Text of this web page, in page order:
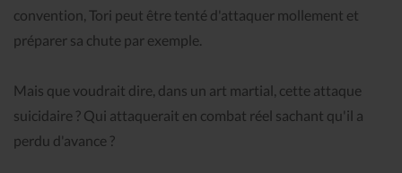
convention, Tori peut être tenté d'attaquer mollement et
préparer sa chute par exemple.
Mais que voudrait dire, dans un art martial, cette attaque
suicidaire ? Qui attaquerait en combat réel sachant qu'il a
perdu d'avance ?